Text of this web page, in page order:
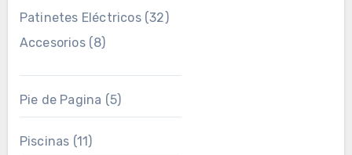
Patinetes Eléctricos(32)
Accesorios(8)
Pie de Pagina (5)
Piscinas (11)